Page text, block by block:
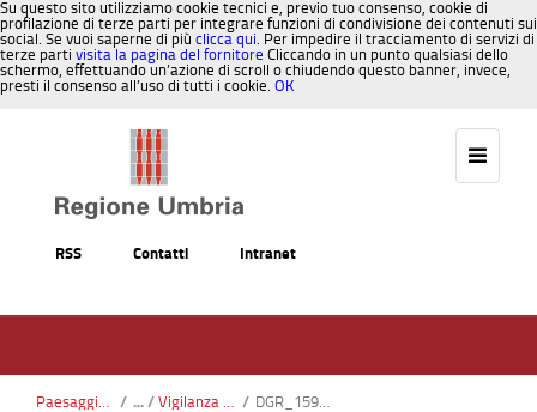
Su questo sito utilizziamo cookie tecnici e, previo tuo consenso, cookie di
profilazione di terze parti per integrare funzioni di condivisione dei contenuti sui
social. Se vuoi saperne di più clicca qui. Per impedire il tracciamento di servizi di
terze parti visita la pagina del fornitore Cliccando in un punto qualsiasi dello
schermo, effettuando un’azione di scroll o chiudendo questo banner, invece,
presti il consenso all’uso di tutti i cookie. OK
RSS Contatti Intranet
Paesaggio, Territorio, Urbanistica / Vigilanza e Controllo Costruzioni / DGR_1590_del_28-12-2017